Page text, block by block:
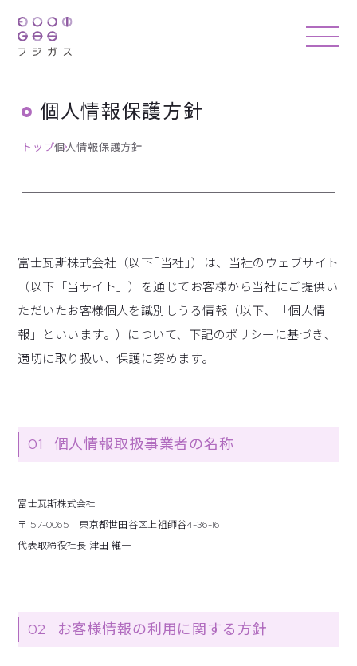
個人情報保護方針
トップ個人情報保護方針
富士瓦斯株式会社（以下｢当社｣）は、当社のウェブサイト
（以下「当サイト」）を通じてお客様から当社にご提供い
ただいたお客様個人を識別しうる情報（以下、「個人情
報」といいます。）について、下記のポリシーに基づき、
適切に取り扱い、保護に努めます。
01 個人情報取扱事業者の名称
富士瓦斯株式会社
〒157-0065 東京都世田谷区上祖師谷4-36-16
代表取締役社長 津田 維一
02 お客様情報の利用に関する方針